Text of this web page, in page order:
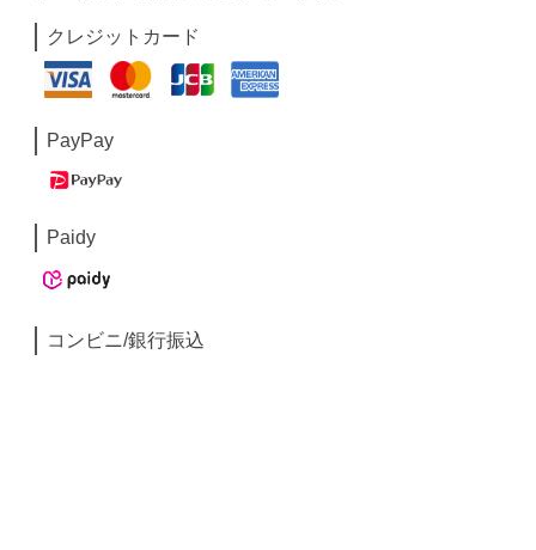
クレジットカード
PayPay
Paidy
コンビニ/銀行振込